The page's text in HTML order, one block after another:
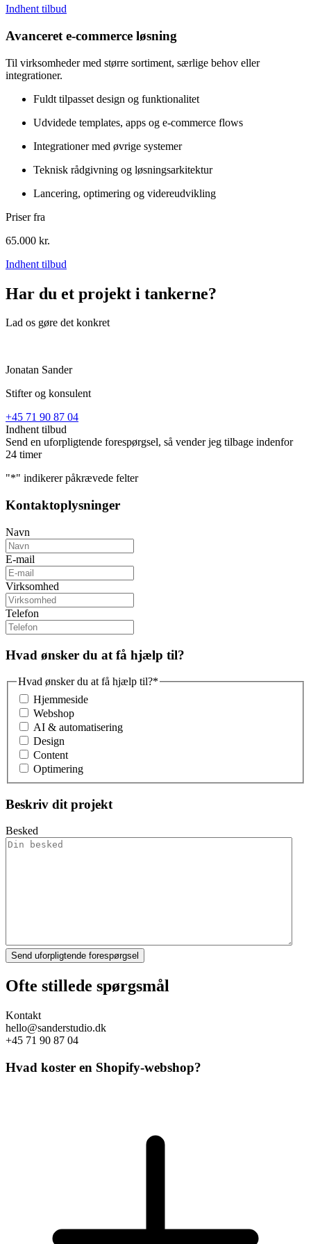
Indhent tilbud
Avanceret e-commerce løsning
Til virksomheder med større sortiment, særlige behov eller
integrationer.
Fuldt tilpasset design og funktionalitet
Udvidede templates, apps og e-commerce flows
Integrationer med øvrige systemer
Teknisk rådgivning og løsningsarkitektur
Lancering, optimering og videreudvikling
Priser fra
65.000 kr.
Indhent tilbud
Har du et projekt i tankerne?
Lad os gøre det konkret
Jonatan Sander
Stifter og konsulent
+45 71 90 87 04
Indhent tilbud
Send en uforpligtende forespørgsel, så vender jeg tilbage indenfor
24 timer
"*" indikerer påkrævede felter
Kontaktoplysninger
Navn
E-mail
Virksomhed
Telefon
Hvad ønsker du at få hjælp til?
Hvad ønsker du at få hjælp til?*
Hjemmeside
Webshop
AI & automatisering
Design
Content
Optimering
Beskriv dit projekt
Besked
Ofte stillede spørgsmål
Kontakt
hello@sanderstudio.dk
+45 71 90 87 04
Hvad koster en Shopify-webshop?